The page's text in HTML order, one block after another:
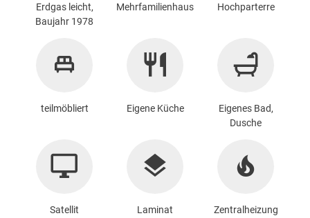
Erdgas leicht,
Baujahr 1978
Mehrfamilienhaus Hochparterre
teilmöbliert Eigene Küche
Eigenes Bad,
Dusche
Satellit Laminat Zentralheizung